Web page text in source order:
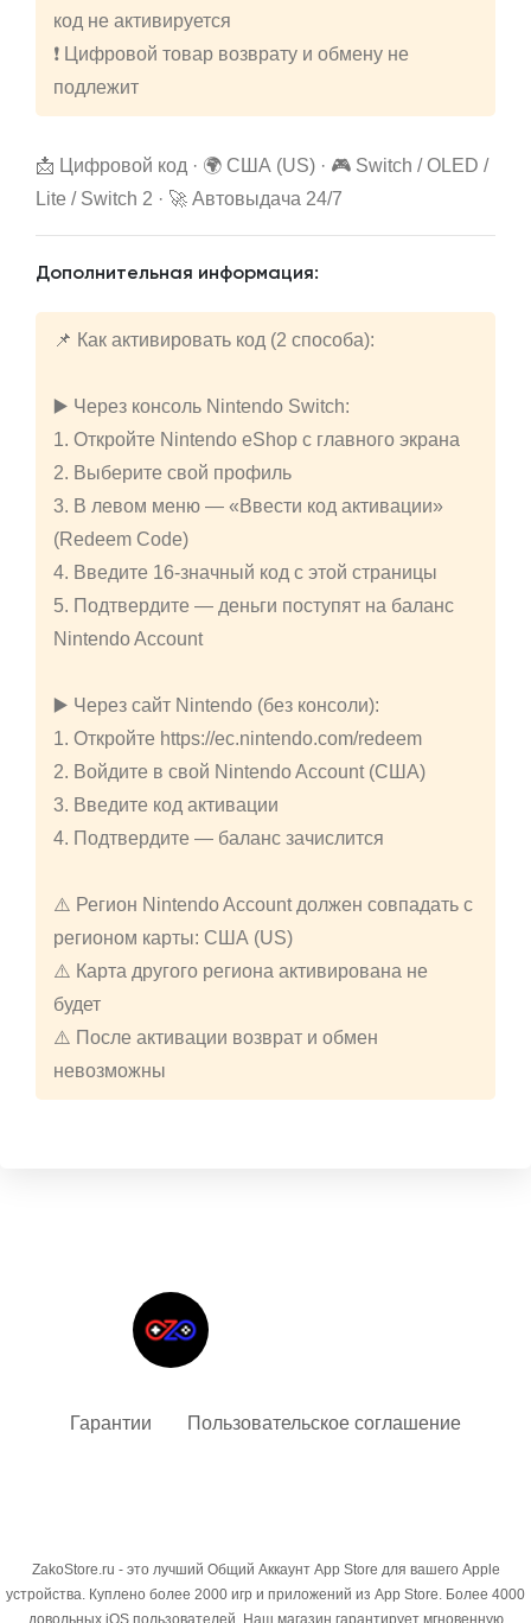
код не активируется
❗ Цифровой товар возврату и обмену не
подлежит
📩 Цифровой код · 🌍 США (US) · 🎮 Switch / OLED /
Lite / Switch 2 · 🚀 Автовыдача 24/7
Дополнительная информация:
📌 Как активировать код (2 способа):
▶️ Через консоль Nintendo Switch:
1. Откройте Nintendo eShop с главного экрана
2. Выберите свой профиль
3. В левом меню — «Ввести код активации»
(Redeem Code)
4. Введите 16-значный код с этой страницы
5. Подтвердите — деньги поступят на баланс
Nintendo Account
▶️ Через сайт Nintendo (без консоли):
1. Откройте https://ec.nintendo.com/redeem
2. Войдите в свой Nintendo Account (США)
3. Введите код активации
4. Подтвердите — баланс зачислится
⚠️ Регион Nintendo Account должен совпадать с
регионом карты: США (US)
⚠️ Карта другого региона активирована не
будет
⚠️ После активации возврат и обмен
невозможны
Гарантии Пользовательское соглашение
ZakoStore.ru - это лучший Общий Аккаунт App Store для вашего Apple
устройства. Куплено более 2000 игр и приложений из App Store. Более 4000
довольных iOS пользователей. Наш магазин гарантирует мгновенную